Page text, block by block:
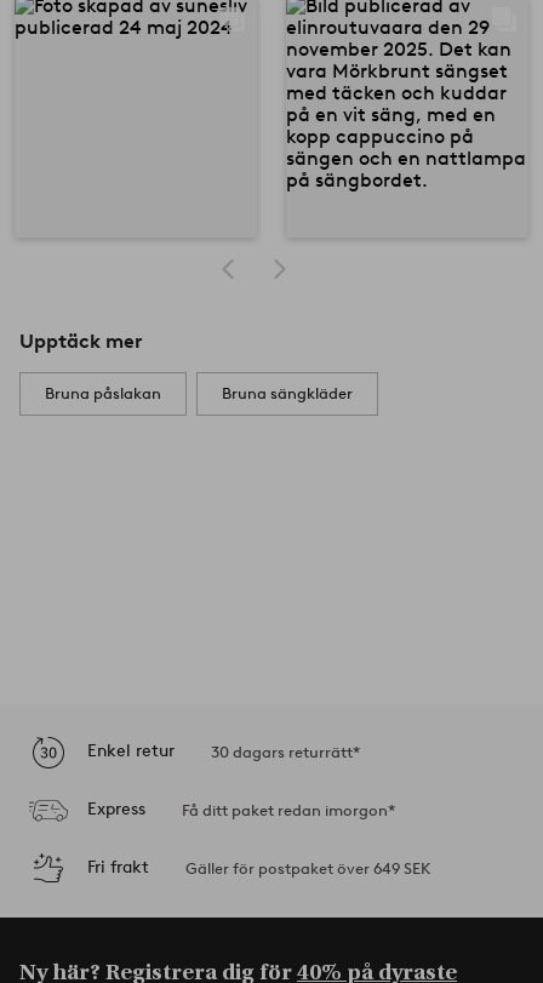
Upptäck mer
Bruna påslakan Bruna sängkläder
Enkel retur 30 dagars returrätt*
Express Få ditt paket redan imorgon*
Fri frakt Gäller för postpaket över 649 SEK
Ny här? Registrera dig för40% på dyraste